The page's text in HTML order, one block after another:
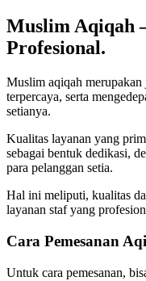
Muslim Aqiqah
Profesional.
Muslim aqiqah merupakan
terpercaya, serta
setianya.
Kualitas layanan yang
sebagai bentuk dedikasi,
para pelanggan setia.
Hal ini meliputi, kualitas
layanan staf yang
Cara Pemesanan
Untuk cara pemesanan,